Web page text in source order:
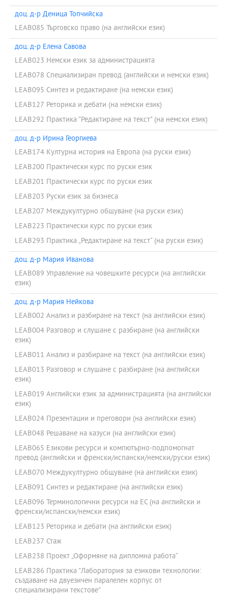
доц. д-р Деница Топчийска
LEAB085 Търговско право (на английски език)
доц. д-р Елена Савова
LEAB023 Немски език за администрацията
LEAB078 Специализиран превод (английски и немски език)
LEAB095 Синтез и редактиране (на немски език)
LEAB127 Реторика и дебати (на немски език)
LEAB292 Практика "Редактиране на текст" (на немски език)
доц. д-р Ирина Георгиева
LEAB174 Културна история на Европа (на руски език)
LEAB200 Практически курс по руски език
LEAB201 Практически курс по руски език
LEAB203 Руски език за бизнеса
LEAB207 Междукултурно общуване (на руски език)
LEAB223 Практически курс по руски език
LEAB293 Практика „Редактиране на текст“ (на руски език)
доц. д-р Мария Иванова
LEAB089 Управление на човешките ресурси (на английски
език)
доц. д-р Мария Нейкова
LEAB002 Анализ и разбиране на текст (на английски език)
LEAB004 Разговор и слушане с разбиране (на английски
език)
LEAB011 Анализ и разбиране на текст (на английски език)
LEAB013 Разговор и слушане с разбиране (на английски
език)
LEAB019 Английски език за администрацията (на английски
език)
LEAB024 Презентации и преговори (на английски език)
LEAB048 Решаване на казуси (на английски език)
LEAB065 Езикови ресурси и компютърно-подпомогнат
превод (английски и френски/испански/немски/руски език)
LEAB070 Междукултурно общуване (на английски език)
LEAB091 Синтез и редактиране (на английски език)
LEAB096 Терминологични ресурси на ЕС (на английски и
френски/испански/немски език)
LEAB123 Реторика и дебати (на английски език)
LEAB237 Стаж
LEAB238 Проект „Оформяне на дипломна работа“
LEAB286 Практика "Лаборатория за езикови технологии:
създаване на двуезичен паралелен корпус от
специализирани текстове"